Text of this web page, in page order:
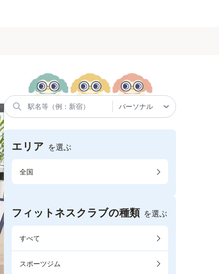
エリア を選ぶ
全国
フィットネスクラブの種類 を選ぶ
すべて
スポーツジム